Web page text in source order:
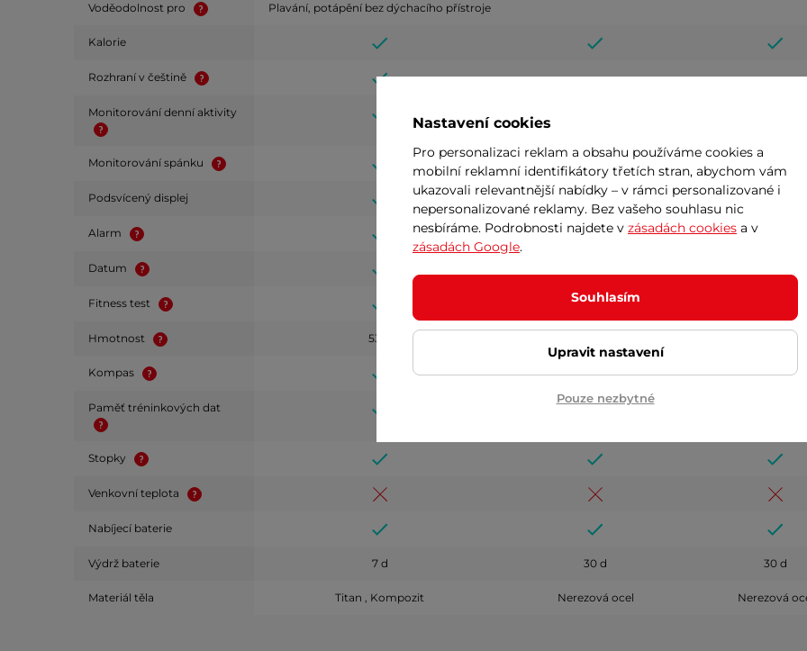
Voděodolnost pro Plavání, potápění bez dýchacího přístroje
Kalorie
Rozhraní v češtině
Monitorování denní aktivity
Monitorování spánku
Podsvícený displej
Alarm
Datum
Fitness test
Hmotnost 53 g
Kompas
Paměť tréninkových dat
Stopky
Venkovní teplota
Nabíjecí baterie
Výdrž baterie 7 d 30 d 30 d
Materiál těla Titan , Kompozit Nerezová ocel Nerezová
Nastavení cookies
Pro personalizaci reklam a obsahu používáme cookies a
mobilní reklamní identifikátory třetích stran, abychom vám
ukazovali relevantnější nabídky – v rámci personalizované i
nepersonalizované reklamy. Bez vašeho souhlasu nic
nesbíráme. Podrobnosti najdete v zásadách cookies a v
zásadách Google.
Souhlasím
Upravit nastavení
Pouze nezbytné